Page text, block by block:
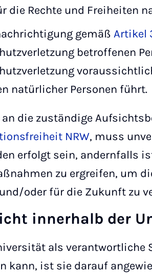
die Rechte und Freiheiten
gemäß Artikel
betroffenen
natürlicher Personen führt.
an die zuständige
NRW, muss
erfolgt sein, andernfalls
zu ergreifen, um
oder für die Zukunft zu
innerhalb der
als
kann, ist sie darauf